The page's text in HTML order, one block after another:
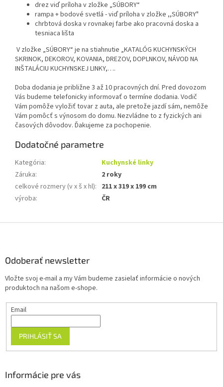
drez viď príloha v zložke „SÚBORY“
rampa + bodové svetlá - viď príloha v zložke ,,SÚBORY"
chrbtová doska v rovnakej farbe ako pracovná doska a
tesniaca lišta
V zložke „SÚBORY“ je na stiahnutie „KATALÓG KUCHYNSKÝCH
SKRINOK, DEKOROV, KOVANIA, DREZOV, DOPLNKOV, NÁVOD NA
INŠTALÁCIU KUCHYNSKEJ LINKY,….
Doba dodania je približne 3 až 10 pracovných dní. Pred dovozom
Vás budeme telefonicky informovať o termíne dodania. Vodič
Vám pomôže vyložiť tovar z auta, ale pretože jazdí sám, nemôže
Vám pomôcť s výnosom do domu. Nezvládne to z fyzických ani
časových dôvodov. Ďakujeme za pochopenie.
Dodatočné parametre
Kategória:
Kuchynské linky
Záruka:
2 roky
celkové rozmery (v x š x hl): 211 x 319 x 199 cm
výroba: ČR
Odoberať newsletter
Vložte svoj e-mail a my Vám budeme zasielať informácie o nových
produktoch na našom e-shope.
Email
PRIHLÁSIŤ SA
Informácie pre vás